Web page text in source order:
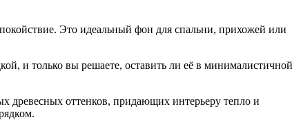
Это идеальный фон для спальни, прихожей или
и только вы решаете, оставить ли её в минималистичной
древесных оттенков, придающих интерьеру тепло и